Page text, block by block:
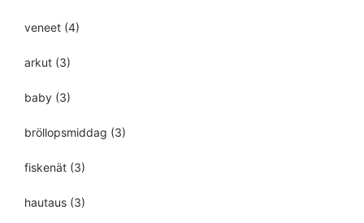
veneet (4)
arkut (3)
baby (3)
bröllopsmiddag (3)
fiskenät (3)
hautaus (3)